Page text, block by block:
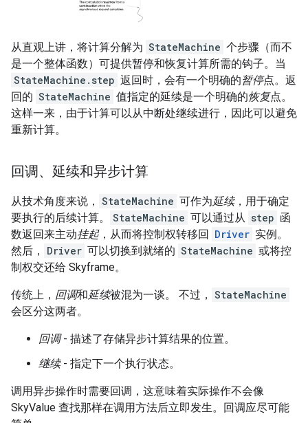
从直观上讲，将计算分解为 StateMachine 个步骤（而不
是一个整体函数）可提供暂停和恢复计算所需的钩子。 当
StateMachine.step 返回时，会有一个明确的暂停点。返
回的 StateMachine 值指定的延续是一个明确的恢复点。
这样一来，由于计算可以从中断处继续进行，因此可以避免
重新计算。
回调、延续和异步计算
从技术角度来说， StateMachine 可作为延续，用于确定
要执行的后续计算。
StateMachine 可以通过从 step 函
数返回来主动挂起，从而将控制权转移回 Driver 实例。
然后，
Driver 可以切换到就绪的 StateMachine 或将控
制权交还给 Skyframe。
传统上， 回调和延续被混为一谈。 不过， StateMachine
会区分这两者。
回调- 描述了存储异步计算结果的位置。
继续- 指定下一个执行状态。
调用异步操作时需要回调，这意味着实际操作不会像
SkyValue 查找那样在调用方法后立即发生。回调应尽可能